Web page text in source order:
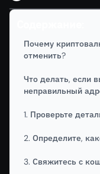
Почему
отменить?
Что делать, если
неправильный
1. Проверьте
2. Определите,
3. Свяжитесь с